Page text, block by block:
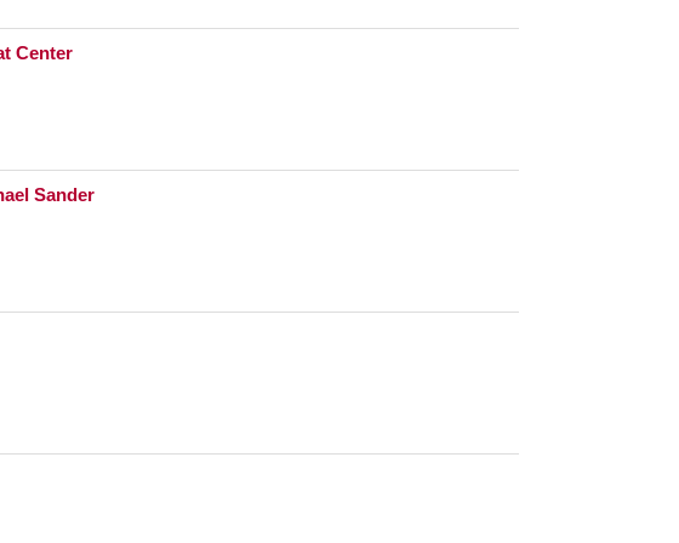
Center
Sander